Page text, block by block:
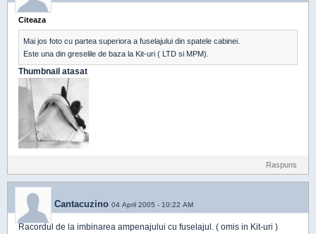
Citeaza
Mai jos foto cu partea superiora a fuselajului din spatele cabinei.
Este una din greselile de baza la Kit-uri ( LTD si MPM).
Thumbnail atasat
Raspuns
Cantacuzino 04 April 2005 - 10:22 AM
Racordul de la imbinarea ampenajului cu fuselajul. ( omis in Kit-uri )